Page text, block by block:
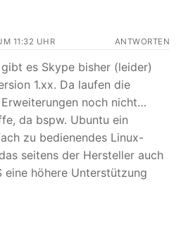
11:32 UHR ANTWORTEN
es Skype bisher (leider)
1.xx. Da laufen die
noch nicht…
da bspw. Ubuntu ein
zu bedienendes Linux-
seitens der Hersteller auch
eine höhere Unterstützung